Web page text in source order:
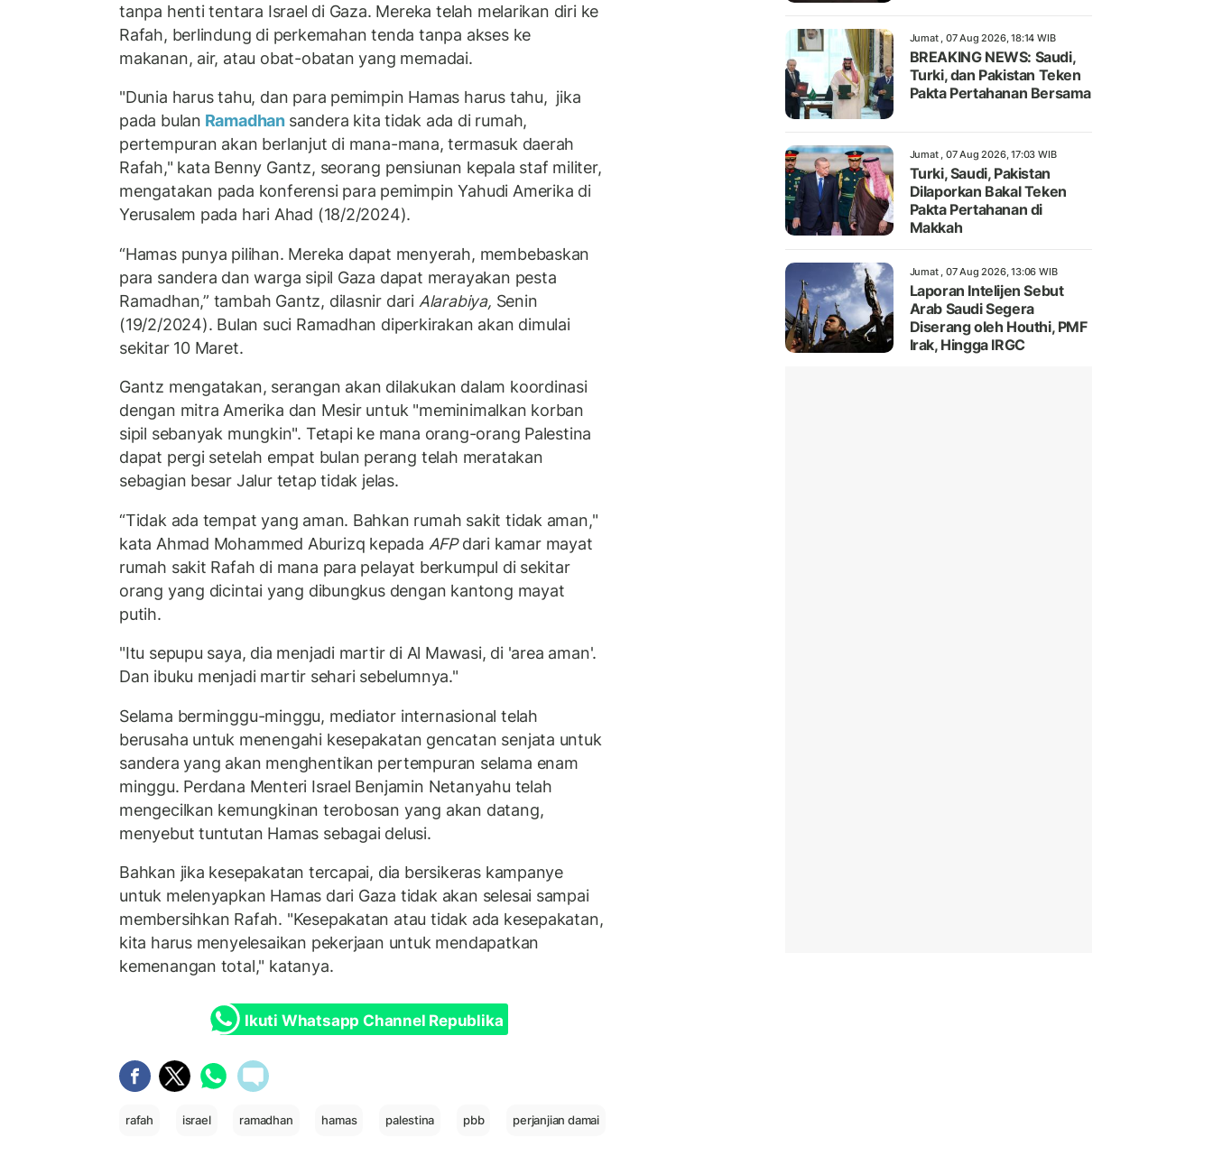
tanpa henti tentara Israel di Gaza. Mereka telah melarikan diri ke
Rafah, berlindung di perkemahan tenda tanpa akses ke
makanan, air, atau obat-obatan yang memadai.
"Dunia harus tahu, dan para pemimpin Hamas harus tahu, jika
pada bulan Ramadhan sandera kita tidak ada di rumah,
pertempuran akan berlanjut di mana-mana, termasuk daerah
Rafah," kata Benny Gantz, seorang pensiunan kepala staf militer,
mengatakan pada konferensi para pemimpin Yahudi Amerika di
Yerusalem pada hari Ahad (18/2/2024).
“Hamas punya pilihan. Mereka dapat menyerah, membebaskan
para sandera dan warga sipil Gaza dapat merayakan pesta
Ramadhan,” tambah Gantz, dilasnir dari Alarabiya, Senin
(19/2/2024). Bulan suci Ramadhan diperkirakan akan dimulai
sekitar 10 Maret.
Gantz mengatakan, serangan akan dilakukan dalam koordinasi
dengan mitra Amerika dan Mesir untuk "meminimalkan korban
sipil sebanyak mungkin". Tetapi ke mana orang-orang Palestina
dapat pergi setelah empat bulan perang telah meratakan
sebagian besar Jalur tetap tidak jelas.
“Tidak ada tempat yang aman. Bahkan rumah sakit tidak aman,"
kata Ahmad Mohammed Aburizq kepada AFPdari kamar mayat
rumah sakit Rafah di mana para pelayat berkumpul di sekitar
orang yang dicintai yang dibungkus dengan kantong mayat
putih.
"Itu sepupu saya, dia menjadi martir di Al Mawasi, di 'area aman'.
Dan ibuku menjadi martir sehari sebelumnya."
Selama berminggu-minggu, mediator internasional telah
berusaha untuk menengahi kesepakatan gencatan senjata untuk
sandera yang akan menghentikan pertempuran selama enam
minggu. Perdana Menteri Israel Benjamin Netanyahu telah
mengecilkan kemungkinan terobosan yang akan datang,
menyebut tuntutan Hamas sebagai delusi.
Bahkan jika kesepakatan tercapai, dia bersikeras kampanye
untuk melenyapkan Hamas dari Gaza tidak akan selesai sampai
membersihkan Rafah. "Kesepakatan atau tidak ada kesepakatan,
kita harus menyelesaikan pekerjaan untuk mendapatkan
kemenangan total," katanya.
Ikuti Whatsapp Channel Republika
rafah israel ramadhan hamas palestina pbb perjanjian damai
Jumat , 07 Aug 2026, 18:14 WIB
BREAKING NEWS: Saudi,
Turki, dan Pakistan Teken
Pakta Pertahanan Bersama
Jumat , 07 Aug 2026, 17:03 WIB
Turki, Saudi, Pakistan
Dilaporkan Bakal Teken
Pakta Pertahanan di
Makkah
Jumat , 07 Aug 2026, 13:06 WIB
Laporan Intelijen Sebut
Arab Saudi Segera
Diserang oleh Houthi, PMF
Irak, Hingga IRGC